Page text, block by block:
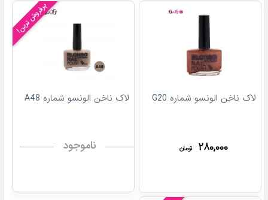
لاک ناخن الونسو شماره G20
۲۸۰,۰۰۰ تومان
پرفروش ترین!
لاک ناخن الونسو شماره A48
ناموجود